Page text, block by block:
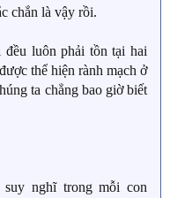
chắn là vậy rồi.
luôn phải tồn tại hai
thể hiện rành mạch ở
ta chẳng bao giờ biết
nghĩ trong mỗi con